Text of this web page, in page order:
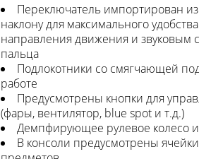
Переключатель импортирован
наклону для максимального
направления движения и
пальца
Подлокотники со смягчающей
работе
Предусмотрены кнопки для
(фары, вентилятор, blue spot и т.д.)
Демпфирующее рулевое колесо
В консоли предусмотрены